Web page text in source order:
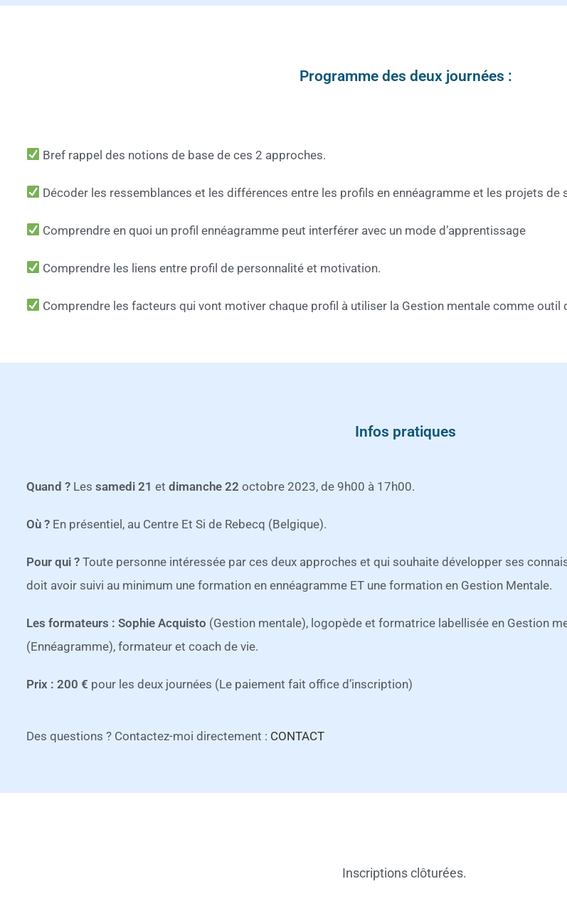
Programme des deux journées :
Bref rappel des notions de base de ces 2 approches.
Décoder les ressemblances et les différences entre les profils en ennéagramme et les projets de
Comprendre en quoi un profil ennéagramme peut interférer avec un mode d’apprentissage
Comprendre les liens entre profil de personnalité et motivation.
Comprendre les facteurs qui vont motiver chaque profil à utiliser la Gestion mentale comme outil
Infos pratiques
Quand ? Lessamedi 21 etdimanche 22 octobre 2023, de 9h00 à 17h00.
Où ? En présentiel, au Centre Et Si de Rebecq (Belgique).
Pour qui ? Toute personne intéressée par ces deux approches et qui souhaite développer ses
doit avoir suivi au minimum une formation en ennéagramme ET une formation en Gestion Mentale.
Les formateurs : Sophie Acquisto (Gestion mentale), logopède et formatrice labellisée en Gestion
(Ennéagramme), formateur et coach de vie.
Prix : 200 € pour les deux journées (Le paiement fait office d’inscription)
Des questions ? Contactez-moi directement : CONTACT
Inscriptions clôturées.